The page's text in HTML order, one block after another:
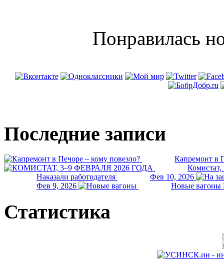
Понравилась
Последние записи
Капремонт в
Комистат,
Наказали работодателя
Фев 10, 2026
Фев 9, 2026
Новые вагоны
Статистика